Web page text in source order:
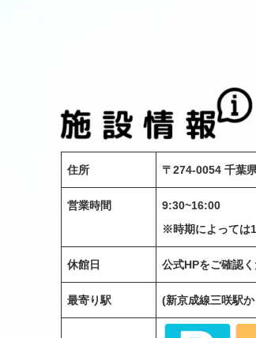
住所 〒274-0054 千葉
営業時間
9:30~16:00
※時期によっては
休館日 公式HPをご確認
最寄り駅 (新京成線三咲駅